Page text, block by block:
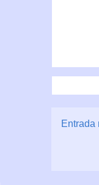
Entrada